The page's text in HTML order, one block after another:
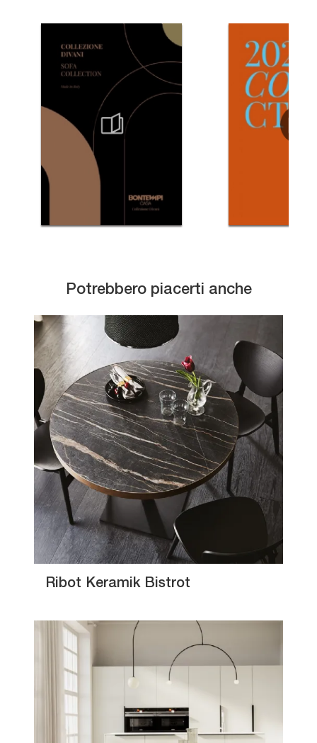
Potrebbero piacerti anche
Ribot Keramik Bistrot